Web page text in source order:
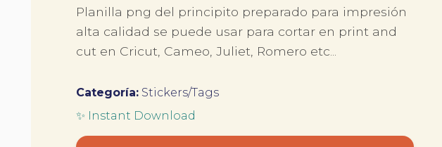
Planilla png del principito preparado para impresión
alta calidad se puede usar para cortar en print and
cut en Cricut, Cameo, Juliet, Romero etc...
Categoría: Stickers/Tags
✨ Instant Download